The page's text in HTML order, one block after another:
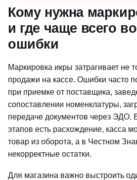
Кому нужна
и где чаще всего
ошибки
Маркировка икры затрагивает не
продажи на кассе. Ошибки часто
при приемке от поставщика,
сопоставлении номенклатуры,
передаче документов через ЭДО.
этапов есть расхождение, касса
товар из оборота, а в Честном
некорректные остатки.
Для магазина важно выстроить